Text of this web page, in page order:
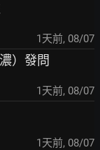
1天前, 08/07
）發問
1天前, 08/07
1天前, 08/07